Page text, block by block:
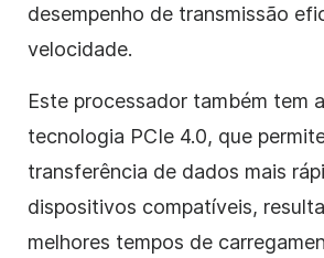
desempenho de transmissão
velocidade.
Este processador também tem
tecnologia PCIe 4.0, que
transferência de dados mais
dispositivos compatíveis,
melhores tempos de